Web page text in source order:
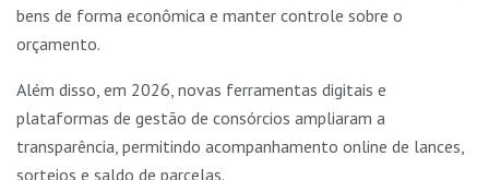
bens de forma econômica e manter controle sobre o
orçamento.
Além disso, em 2026, novas ferramentas digitais e
plataformas de gestão de consórcios ampliaram a
transparência, permitindo acompanhamento online de lances,
sorteios e saldo de parcelas.